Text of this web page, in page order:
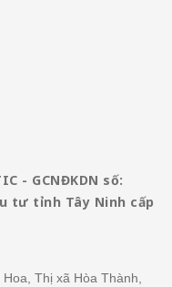
- GCNĐKDN số:
tư tỉnh Tây Ninh cấp
Thị xã Hòa Thành,